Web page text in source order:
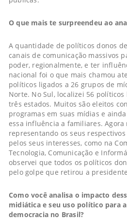
O que mais te surpreendeu ao
A quantidade de políticos donos
canais de comunicação massivos
poder, regionalmente, e ter
nacional foi o que mais chamou
políticos ligados a 26 grupos de
Norte. No Sul, localizei 56
três estados. Muitos são eleitos
programas em suas mídias e
essa influência a familiares. Agora
representando os seus
pelos seus interesses, como na
Tecnologia, Comunicação e
observei que todos os políticos
pelo golpe que retirou a
Como você analisa o impacto
midiática e seu uso político para
democracia no Brasil?